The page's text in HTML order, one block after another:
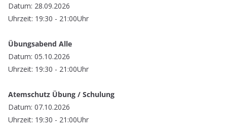
Datum: 28.09.2026
Uhrzeit: 19:30 - 21:00Uhr
Übungsabend Alle
Datum: 05.10.2026
Uhrzeit: 19:30 - 21:00Uhr
Atemschutz Übung / Schulung
Datum: 07.10.2026
Uhrzeit: 19:30 - 21:00Uhr